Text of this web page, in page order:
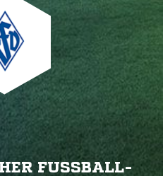
FUSSBALL-V